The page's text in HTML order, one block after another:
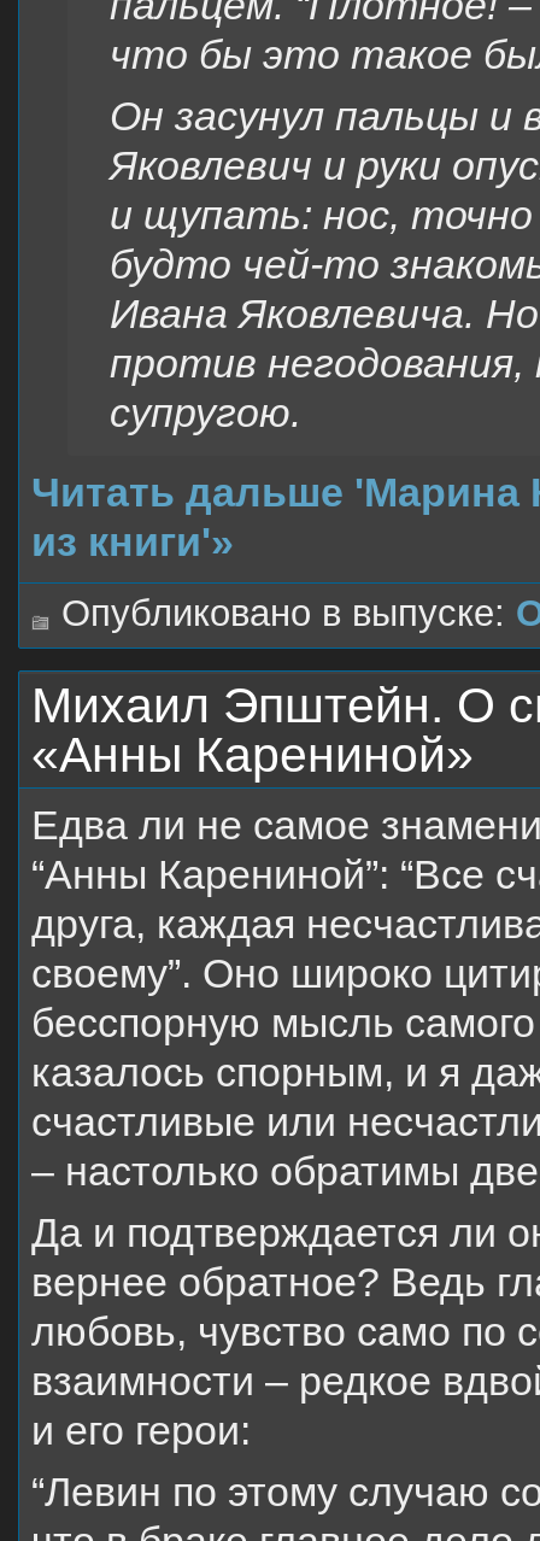
что бы это такое
Он засунул пальцы
Яковлевич и руки
и щупать: нос, точно
будто чей-то
Ивана Яковлевича.
против
супругою.
Читать дальше 'Марина
из книги'»
Опубликовано в выпуске:
Михаил Эпштейн. О
«Анны Карениной»
Едва ли не самое
“Анны Карениной”: “Все
друга, каждая
своему”. Оно широко
бесспорную мысль
казалось спорным, и я
счастливые или
– настолько обратимы
Да и подтверждается ли
вернее обратное? Ведь
любовь, чувство само по
взаимности – редкое
и его герои:
“Левин по этому случаю